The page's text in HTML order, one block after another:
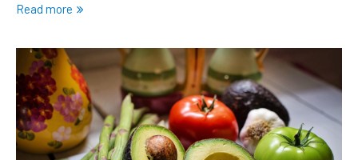
Read more